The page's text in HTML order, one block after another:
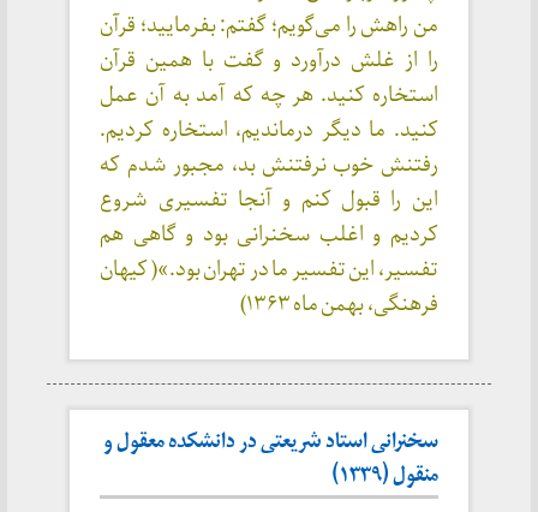
من راهش را می‌گویم؛ گفتم: بفرمایید؛ قرآن
را از غلش درآورد و گفت با همین قرآن
استخاره کنید. هر چه که آمد به آن عمل
کنید. ما دیگر درماندیم، استخاره کردیم.
رفتنش خوب نرفتنش بد، مجبور شدم که
این را قبول کنم و آنجا تفسیری شروع
کردیم و اغلب سخنرانی بود و گاهی هم
تفسیر، این تفسیر ما در تهران بود.»( کیهان
فرهنگی، بهمن ماه ۱۳۶۳)
سخنرانی استاد شریعتی در دانشکده معقول و